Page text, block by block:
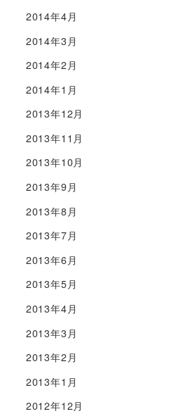
2014年4月
2014年3月
2014年2月
2014年1月
2013年12月
2013年11月
2013年10月
2013年9月
2013年8月
2013年7月
2013年6月
2013年5月
2013年4月
2013年3月
2013年2月
2013年1月
2012年12月